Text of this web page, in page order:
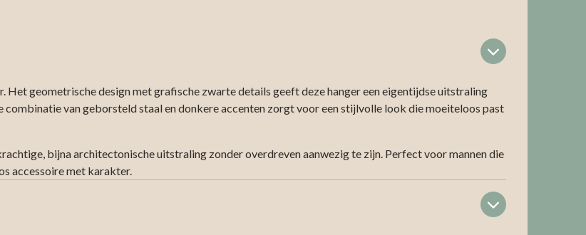
Het geometrische design met grafische zwarte details geeft deze hanger een eigentijdse uitstraling
combinatie van geborsteld staal en donkere accenten zorgt voor een stijlvolle look die moeiteloos past
bijna architectonische uitstraling zonder overdreven aanwezig te zijn. Perfect voor mannen die
accessoire met karakter.